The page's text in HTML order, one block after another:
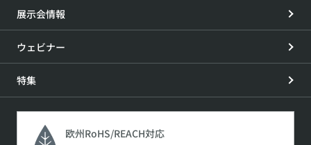
展示会情報
ウェビナー
特集
欧州RoHS/REACH対応